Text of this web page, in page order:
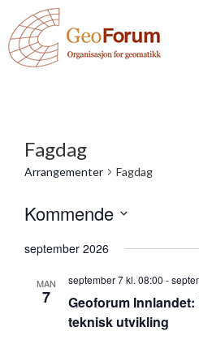
Fagdag
Arrangementer Fagdag
Kommende
dato.
september 2026
MAN
7
september 7 kl. 08:00 -
Geoforum
teknisk utvikling